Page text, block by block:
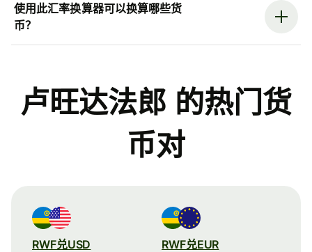
使用此汇率换算器可以换算哪些货
币？
卢旺达法郎 的热门货
币对
RWF兑USD RWF兑EUR